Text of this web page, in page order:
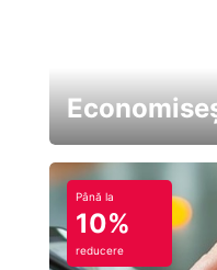
Până la
10%
reducere